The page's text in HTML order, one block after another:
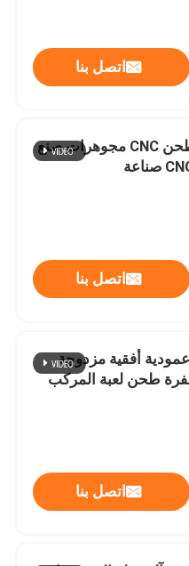
اتصل بنا
حفرة آلة طحن CNC مجوهرات صنع
اتصل بنا
G11-550 عمودية أفقية مزدوجة
طحن لعبة المركب
اتصل بنا